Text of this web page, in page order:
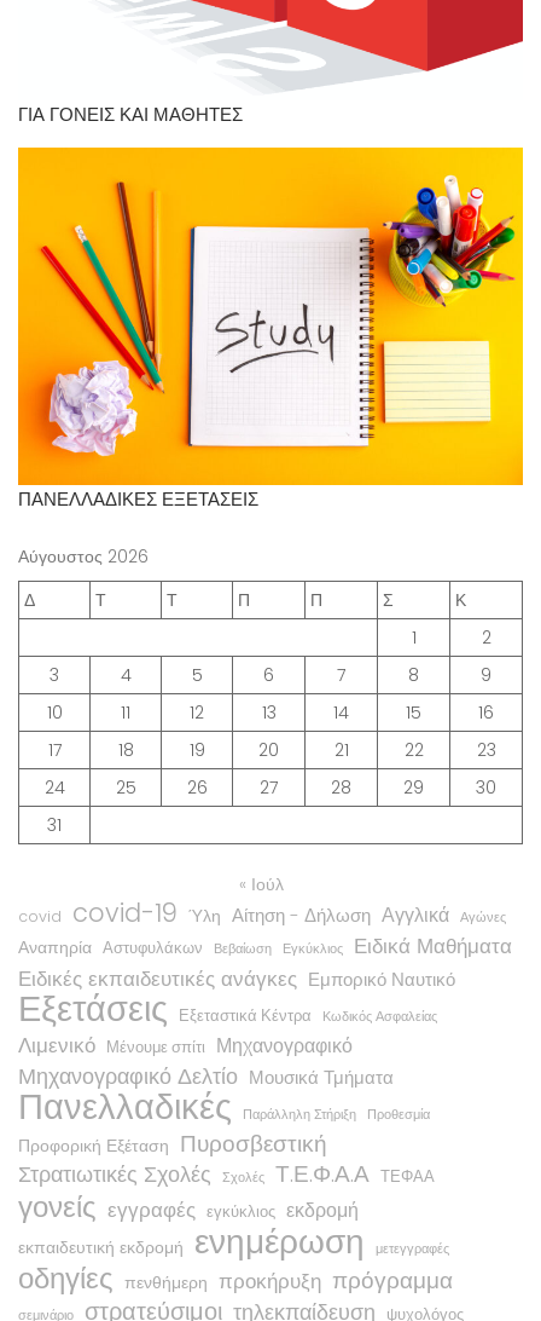
ΓΙΑ ΓΟΝΕΙΣ ΚΑΙ ΜΑΘΗΤΕΣ
ΠΑΝΕΛΛΑΔΙΚΕΣ ΕΞΕΤΑΣΕΙΣ
Αύγουστος 2026
Δ
Τ Τ Π Π Σ
Κ
1
2
3
4 5 6 7 8
9
10
11 12 13 14 15
16
17
18 19 20 21 22
23
24
25 26 27 28 29
30
31
« Ιούλ
covid covid-19 Ύλη Αίτηση - Δήλωση Αγγλικά Αγώνες
Αναπηρία Αστυφυλάκων Βεβαίωση Εγκύκλιος Ειδικά Μαθήματα
Ειδικές εκπαιδευτικές ανάγκες Εμπορικό Ναυτικό
Εξετάσεις Εξεταστικά Κέντρα Κωδικός Ασφαλείας
Λιμενικό Μένουμε σπίτι Μηχανογραφικό
Μηχανογραφικό Δελτίο Μουσικά Τμήματα
Πανελλαδικές Παράλληλη Στήριξη Προθεσμία
Προφορική Εξέταση Πυροσβεστική
Στρατιωτικές Σχολές
Σχολές Τ.Ε.Φ.Α.Α ΤΕΦΑΑ
γονείς εγγραφές εγκύκλιος εκδρομή
εκπαιδευτική εκδρομή ενημέρωση μετεγγραφές
οδηγίες πενθήμερη προκήρυξη πρόγραμμα
σεμινάριο στρατεύσιμοι τηλεκπαίδευση ψυχολόγος